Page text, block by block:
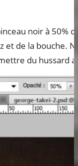
noir à 50%
et de la bouche.
du hussard